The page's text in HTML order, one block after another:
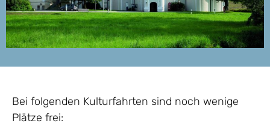
Bei folgenden Kulturfahrten sind noch wenige
Plätze frei: